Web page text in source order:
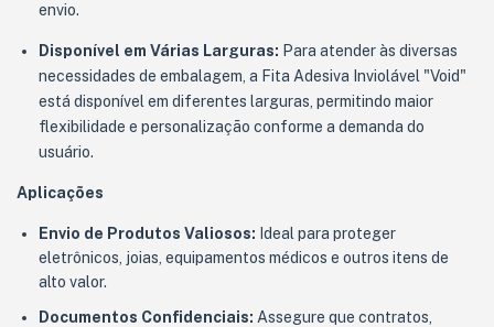
envio.
Disponível em Várias Larguras: Para atender às diversas
necessidades de embalagem, a Fita Adesiva Inviolável "Void"
está disponível em diferentes larguras, permitindo maior
flexibilidade e personalização conforme a demanda do
usuário.
Aplicações
Envio de Produtos Valiosos: Ideal para proteger
eletrônicos, joias, equipamentos médicos e outros itens de
alto valor.
Documentos Confidenciais: Assegure que contratos,